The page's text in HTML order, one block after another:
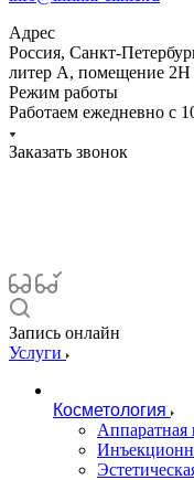
Адрес
Россия, Санкт-
литер А, помещение 2Н
Режим работы
Работаем ежедневно с
Заказать звонок
Запись онлайн
Услуги
Косметология
Аппаратная